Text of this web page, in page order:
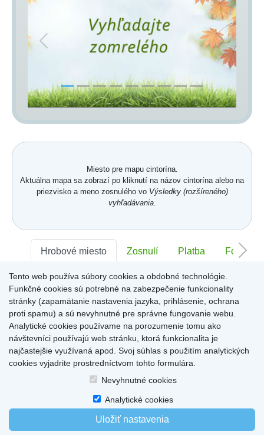
Previous Next
Miesto pre mapu cintorína.
Aktuálna mapa sa zobrazí po kliknutí na názov cintorína alebo na
priezvisko a meno zosnulého vo Výsledky (rozšíreného)
vyhľadávania.
Hrobové miesto Zosnulí Platba Foto
Sektor:- Rad:- Číslo:-
Miesto pre informácie o hrobovom mieste
Produkty a služby |Citáty|O cintorínoch|
Tento web používa súbory cookies a obdobné technológie.
Funkčné cookies sú potrebné na zabezpečenie funkcionality
stránky (zapamätanie nastavenia jazyka, prihlásenie, ochrana
proti spamu) a sú nevyhnutné pre správne fungovanie webu.
Analytické cookies používame na porozumenie tomu ako
návštevníci používajú web stránku, ktorá funkcionalita je
najčastejšie využívaná apod. Svoj súhlas s použitím analytických
cookies vyjadrite prostredníctvom tohto formulára.
Nevyhnutné cookies
Analytické cookies
Uložiť nastavenia